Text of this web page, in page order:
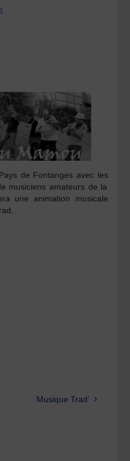
de Fontanges avec les
musiciens amateurs de la
une animation musicale
.
Musique Trad’